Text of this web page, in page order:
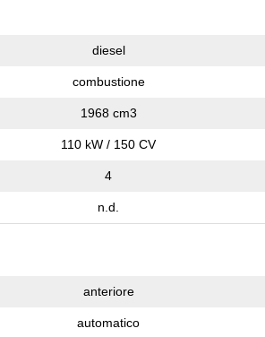
diesel
combustione
1968 cm3
110 kW / 150 CV
4
n.d.
anteriore
automatico